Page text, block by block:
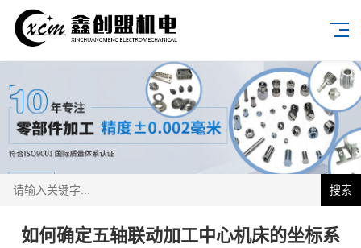
搜索
如何确定五轴联动加工中心机床的坐标系